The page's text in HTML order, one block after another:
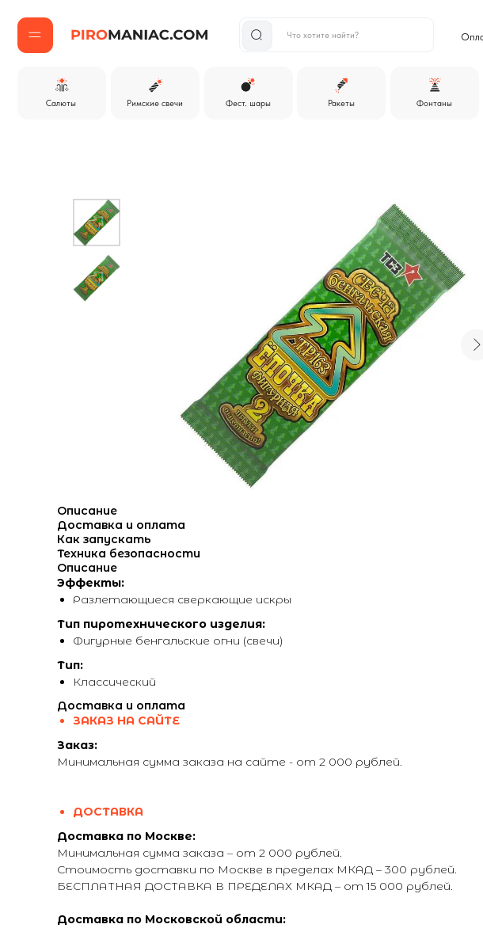
Оплата и доставка
Что хотите найти?
Салюты Римские свечи Фест. шары
Описание
Доставка и оплата
Как запускать
Техника безопасности
Описание
Эффекты:
Разлетающиеся сверкающие искры
Тип пиротехнического изделия:
Фигурные бенгальские огни (свечи)
Тип:
Классический
Доставка и оплата
ЗАКАЗ НА САЙТЕ
Заказ:
Минимальная сумма заказа на сайте - от 2 000 рублей.
ДОСТАВКА
Доставка по Москве:
Минимальная сумма заказа – от 2 000 рублей.
Стоимость доставки по Москве в пределах МКАД – 300 рублей.
БЕСПЛАТНАЯ ДОСТАВКА В ПРЕДЕЛАХ МКАД – от 15 000 рублей.
Доставка по Московской области: